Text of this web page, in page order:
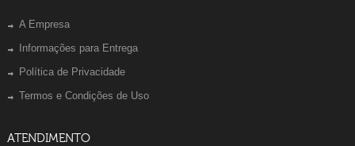
A Empresa
Informações para Entrega
Política de Privacidade
Termos e Condições de Uso
ATENDIMENTO